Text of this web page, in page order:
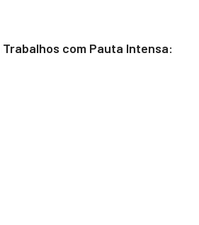
com Pauta Intensa: